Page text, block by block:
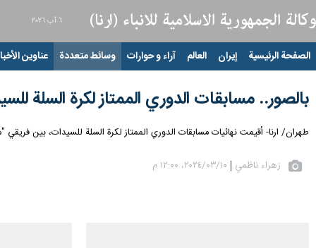
٦ آب ٢٠٢٦
الصفحة الرئيسية إيران العالم آراء و حوارات وسائط متعددة عناوين
بالصور.. مسابقات الدوري الممتاز لكرة السلة
طهران/ ارنا- أقيمت نهائيات مسابقات الدوري الممتاز لكرة السلة للسيدات، بين فريقي
زهراء ناظمي ١٠‏/٠٣‏/٢٠٢٤، ١٢:٠٠ م